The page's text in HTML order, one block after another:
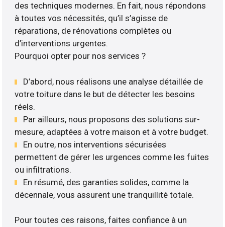
des techniques modernes. En fait, nous répondons
à toutes vos nécessités, qu’il s’agisse de
réparations, de rénovations complètes ou
d’interventions urgentes.
Pourquoi opter pour nos services ?
D’abord, nous réalisons une analyse détaillée de
votre toiture dans le but de détecter les besoins
réels.
Par ailleurs, nous proposons des solutions sur-
mesure, adaptées à votre maison et à votre budget.
En outre, nos interventions sécurisées
permettent de gérer les urgences comme les fuites
ou infiltrations.
En résumé, des garanties solides, comme la
décennale, vous assurent une tranquillité totale.
Pour toutes ces raisons, faites confiance à un